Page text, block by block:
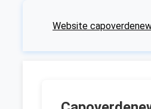
Website